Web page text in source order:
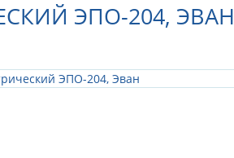
ЭПО-204, ЭВАН